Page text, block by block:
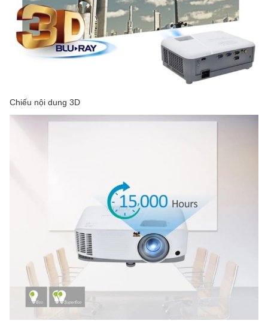
Chiếu nội dung 3D